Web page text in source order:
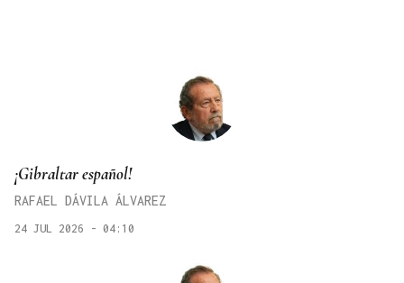
¡Gibraltar español!
RAFAEL DÁVILA ÁLVAREZ
24 JUL 2026 - 04:10